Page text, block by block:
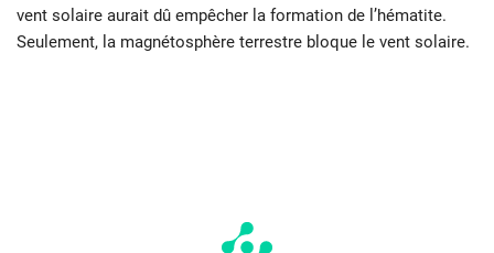
vent solaire aurait dû empêcher la formation de l’hématite.
Seulement, la magnétosphère terrestre bloque le vent solaire.